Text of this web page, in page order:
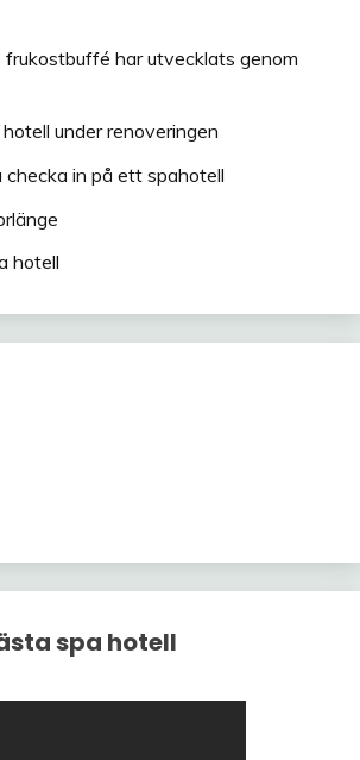
frukostbuffé har utvecklats genom
under renoveringen
checka in på ett spahotell
hotell
spa hotell